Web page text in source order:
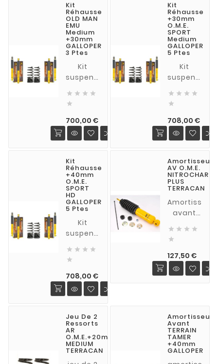
Kit
Réhausse
OLD MAN
EMU
Medium
+30mm
GALLOPER
3 Ptes
Kit
suspension
ressorts
(charge
normale),
amortisseurs
SPORT
pour
HYUNDAI
Galloper
3 portes
court)
1998-
2001
   

700,00 €Prix
Kit
Réhausse
+30mm
O.M.E.
SPORT
Medium
GALLOPER
5 Ptes
Kit
suspension
ressorts
(charge
normale),
SPORT
pour
HYUNDAI
5 portes
(chassis
long)
   

708,00 €Prix
Kit
Réhausse
+40mm
O.M.E.
SPORT
HD
GALLOPER
5 Ptes
Kit
suspension
(à vide),
ressorts
HEAVY
DUTY
(charge
kg),
amortisseurs
NITRCHARGER
SPORT
pour
   

708,00 €Prix
Amortisseur
AV O.M.E.
PLUS
TERRACAN
Amortisseur
avant
pour
TERRACAN
   

127,50 €Prix
Jeu De 2
Ressorts
AR
O.M.E.+20mm
MEDIUM
TERRACAN
Amortisseur
Avant
TERRAIN
TAMER
+40mm
GALLOPER